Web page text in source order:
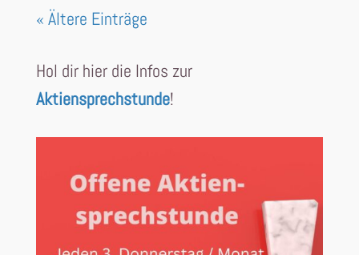
« Ältere Einträge
Hol dir hier die Infos zur
Aktiensprechstunde!